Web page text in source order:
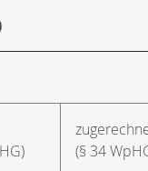
(§ 34